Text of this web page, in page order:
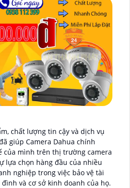
chất lượng tin cậy và dịch vụ
giúp Camera Dahua chính
của mình trên thị trường camera
lựa chọn hàng đầu của nhiều
nghiệp trong việc bảo vệ tài
và cơ sở kinh doanh của họ.